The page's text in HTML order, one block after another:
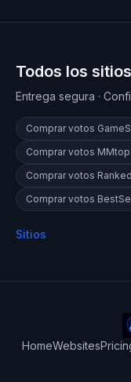
Todos los
Entrega segura ·
Comprar votos
Comprar votos
Comprar votos
Comprar votos
Sitios
HomeWebsites